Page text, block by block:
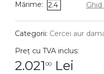
DIAMANTE
Cercei
Mărime: 2.4
Categorii: Cercei aur
Preț cu TVA inclus:
2.021 00 Lei